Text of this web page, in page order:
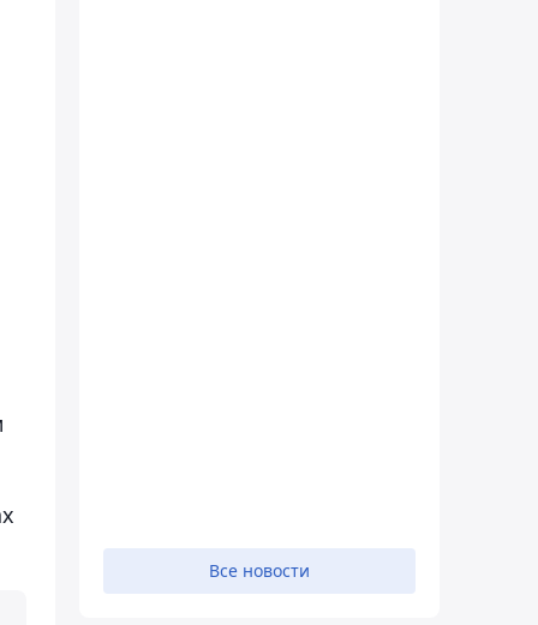
Все новости